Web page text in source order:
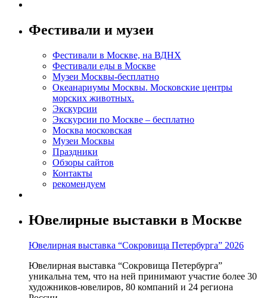
Фестивали и музеи
Фестивали в Москве, на ВДНХ
Фестивали еды в Москве
Музеи Москвы-бесплатно
Океанариумы Москвы. Московские центры
морских животных.
Экскурсии
Экскурсии по Москве – бесплатно
Москва московская
Музеи Москвы
Праздники
Обзоры сайтов
Контакты
рекомендуем
Ювелирные выставки в Москве
Ювелирная выставка “Сокровища Петербурга” 2026
Ювелирная выставка “Сокровища Петербурга”
уникальна тем, что на ней принимают участие более 30
художников-ювелиров, 80 компаний и 24 региона